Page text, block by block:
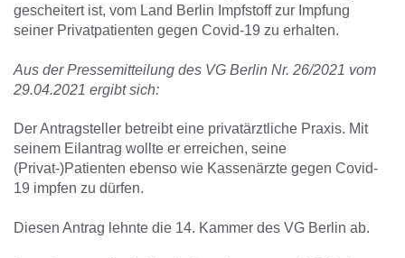
gescheitert ist, vom Land Berlin Impfstoff zur Impfung
seiner Privatpatienten gegen Covid-19 zu erhalten.
Aus der Pressemitteilung des VG Berlin Nr. 26/2021 vom
29.04.2021 ergibt sich:
Der Antragsteller betreibt eine privatärztliche Praxis. Mit
seinem Eilantrag wollte er erreichen, seine
(Privat-)Patienten ebenso wie Kassenärzte gegen Covid-
19 impfen zu dürfen.
Diesen Antrag lehnte die 14. Kammer des VG Berlin ab.